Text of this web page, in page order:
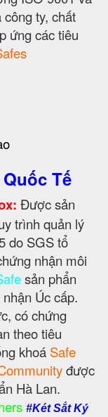
ty, chất
ứng các tiêu
Tế
Được sản
trình quản lý
do SGS tổ
nhận môi
sản phẩn
Úc cấp.
có chứng
theo tiêu
khoá Safe
được
Hà Lan.
#Két Sắt Ký